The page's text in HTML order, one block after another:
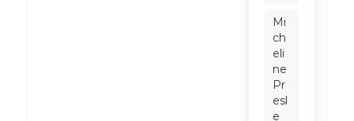
Mi
ch
eli
ne
Pr
esl
e